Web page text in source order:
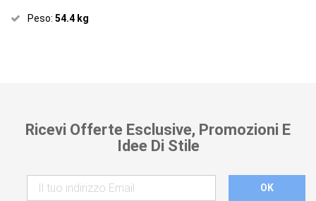
Peso: 54.4 kg
Ricevi Offerte Esclusive, Promozioni E
Idee Di Stile